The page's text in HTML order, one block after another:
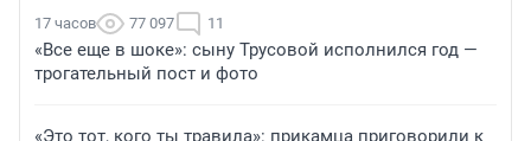
17 часов 77 097 11
«Все еще в шоке»: сыну Трусовой исполнился год —
трогательный пост и фото
«Это тот, кого ты травила»: прикамца приговорили к